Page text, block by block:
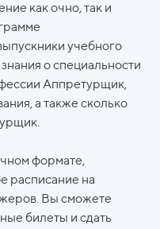
как очно, так и
учебного
о специальности
Аппретурщик,
а также сколько
формате,
расписание на
Вы сможете
билеты и сдать